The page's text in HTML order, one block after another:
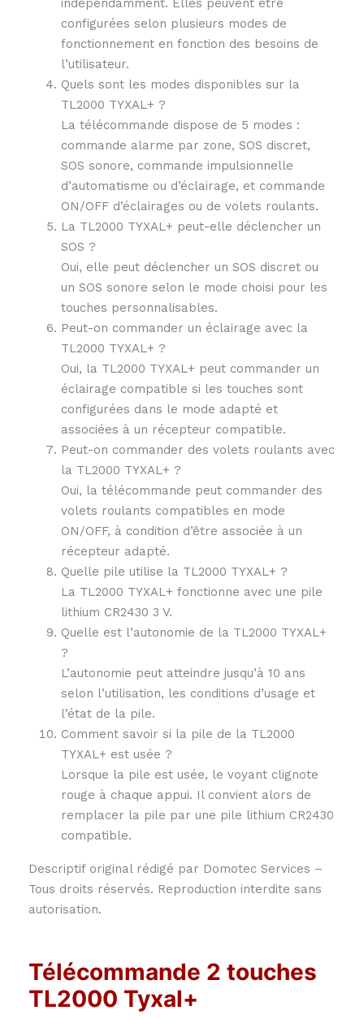
indépendamment. Elles peuvent être
configurées selon plusieurs modes de
fonctionnement en fonction des besoins de
l’utilisateur.
Quels sont les modes disponibles sur la
TL2000 TYXAL+ ?
La télécommande dispose de 5 modes :
commande alarme par zone, SOS discret,
SOS sonore, commande impulsionnelle
d’automatisme ou d’éclairage, et commande
ON/OFF d’éclairages ou de volets roulants.
La TL2000 TYXAL+ peut-elle déclencher un
SOS ?
Oui, elle peut déclencher un SOS discret ou
un SOS sonore selon le mode choisi pour les
touches personnalisables.
Peut-on commander un éclairage avec la
TL2000 TYXAL+ ?
Oui, la TL2000 TYXAL+ peut commander un
éclairage compatible si les touches sont
configurées dans le mode adapté et
associées à un récepteur compatible.
Peut-on commander des volets roulants avec
la TL2000 TYXAL+ ?
Oui, la télécommande peut commander des
volets roulants compatibles en mode
ON/OFF, à condition d’être associée à un
récepteur adapté.
Quelle pile utilise la TL2000 TYXAL+ ?
La TL2000 TYXAL+ fonctionne avec une pile
lithium CR2430 3 V.
Quelle est l’autonomie de la TL2000 TYXAL+
?
L’autonomie peut atteindre jusqu’à 10 ans
selon l’utilisation, les conditions d’usage et
l’état de la pile.
Comment savoir si la pile de la TL2000
TYXAL+ est usée ?
Lorsque la pile est usée, le voyant clignote
rouge à chaque appui. Il convient alors de
remplacer la pile par une pile lithium CR2430
compatible.
Descriptif original rédigé par Domotec Services –
Tous droits réservés. Reproduction interdite sans
autorisation.
Télécommande 2 touches
TL2000 Tyxal+